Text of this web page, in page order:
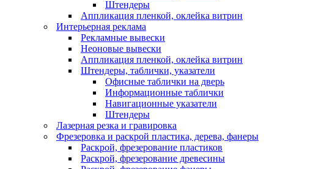
Штендеры
Аппликация пленкой, оклейка витрин
Интерьерная реклама
Рекламные вывески
Неоновые вывески
Аппликация пленкой, оклейка витрин
Штендеры, таблички, указатели
Офисные таблички на дверь
Информационные таблички
Навигационные указатели
Штендеры
Лазерная резка и гравировка
Фрезеровка и раскрой пластика, дерева, фанеры
Раскрой, фрезерование пластиков
Раскрой, фрезерование древесины